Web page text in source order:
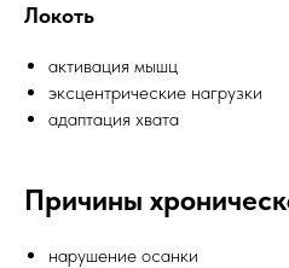
Локоть
активация мышц
эксцентрические нагрузки
адаптация хвата
Причины
нарушение осанки